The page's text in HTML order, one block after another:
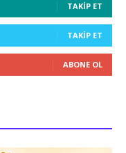
TAKIP ET
TAKIP ET
ABONE OL